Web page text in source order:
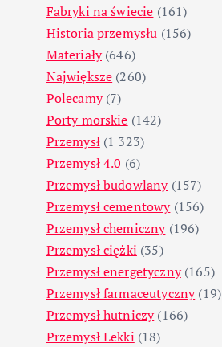
Fabryki na świecie (161)
Historia przemysłu (156)
Materiały(646)
Największe (260)
Polecamy(7)
Porty morskie (142)
Przemysł(1 323)
Przemysł 4.0 (6)
Przemysł budowlany(157)
Przemysł cementowy(156)
Przemysł chemiczny(196)
Przemysł ciężki (35)
Przemysł energetyczny(165)
Przemysł farmaceutyczny(19)
Przemysł hutniczy(166)
Przemysł Lekki (18)